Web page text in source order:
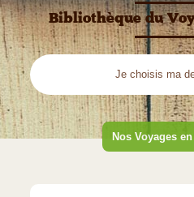
Bibliothèque du
Nos Voyages